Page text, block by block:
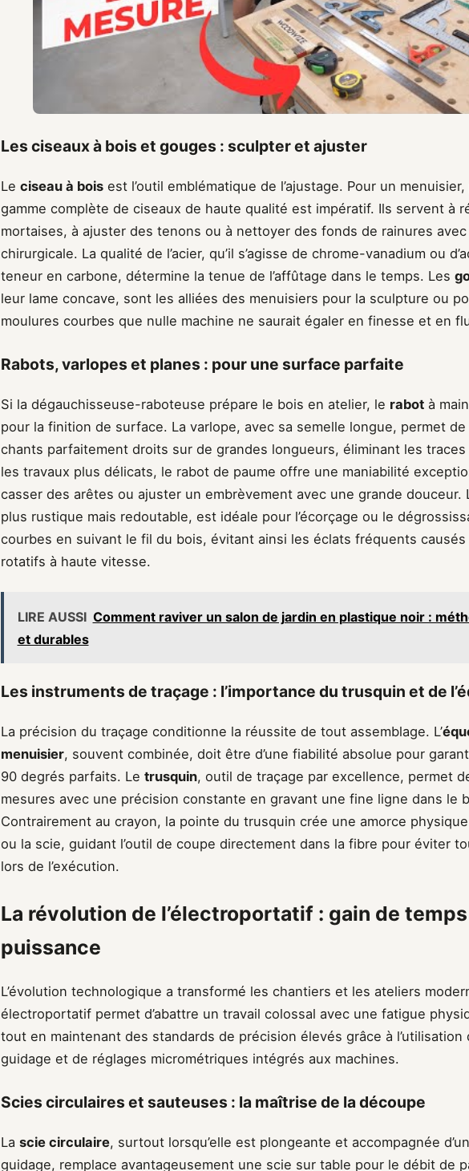
Les ciseaux à bois et gouges : sculpter et ajuster
Le ciseau à bois est l’outil emblématique de l’ajustage. Pour un
gamme complète de ciseaux de haute qualité est impératif. Ils servent à
mortaises, à ajuster des tenons ou à nettoyer des fonds de rainures
chirurgicale. La qualité de l’acier, qu’il s’agisse de chrome-vanadium ou
teneur en carbone, détermine la tenue de l’affûtage dans le temps. Les
leur lame concave, sont les alliées des menuisiers pour la sculpture ou
moulures courbes que nulle machine ne saurait égaler en finesse et en
Rabots, varlopes et planes : pour une surface parfaite
Si la dégauchisseuse-raboteuse prépare le bois en atelier, le rabot à
pour la finition de surface. La varlope, avec sa semelle longue, permet
chants parfaitement droits sur de grandes longueurs, éliminant les
les travaux plus délicats, le rabot de paume offre une maniabilité
casser des arêtes ou ajuster un embrèvement avec une grande douceur.
plus rustique mais redoutable, est idéale pour l’écorçage ou le
courbes en suivant le fil du bois, évitant ainsi les éclats fréquents
rotatifs à haute vitesse.
LIRE AUSSI Comment raviver un salon de jardin en plastique noir :
et durables
Les instruments de traçage : l’importance du trusquin et de
La précision du traçage conditionne la réussite de tout assemblage. L’
menuisier, souvent combinée, doit être d’une fiabilité absolue pour
90 degrés parfaits. Le trusquin, outil de traçage par excellence, permet
mesures avec une précision constante en gravant une fine ligne dans le
Contrairement au crayon, la pointe du trusquin crée une amorce
ou la scie, guidant l’outil de coupe directement dans la fibre pour éviter
lors de l’exécution.
La révolution de l’électroportatif : gain de
puissance
L’évolution technologique a transformé les chantiers et les ateliers
électroportatif permet d’abattre un travail colossal avec une fatigue
tout en maintenant des standards de précision élevés grâce à l’utilisation
guidage et de réglages micrométriques intégrés aux machines.
Scies circulaires et sauteuses : la maîtrise de la découpe
La scie circulaire, surtout lorsqu’elle est plongeante et accompagnée
guidage, remplace avantageusement une scie sur table pour le débit de